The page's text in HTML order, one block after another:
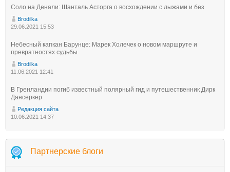
Соло на Денали: Шанталь Асторга о восхождении с лыжами и без
Brodilka
29.06.2021 15:53
Небесный капкан Барунце: Марек Холечек о новом маршруте и
превратностях судьбы
Brodilka
11.06.2021 12:41
В Гренландии погиб известный полярный гид и путешественник Дирк
Дансеркер
Редакция сайта
10.06.2021 14:37
Партнерские блоги